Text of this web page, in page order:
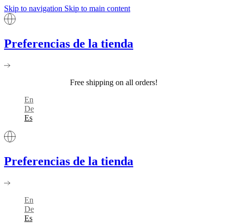
Skip to navigation Skip to main content
Preferencias de la tienda
Free shipping on all orders!
En
De
Es
Preferencias de la tienda
En
De
Es